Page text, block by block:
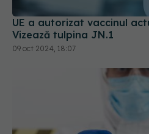
UE a autorizat vaccinul
Vizează tulpina JN.1
09 oct 2024, 18:07